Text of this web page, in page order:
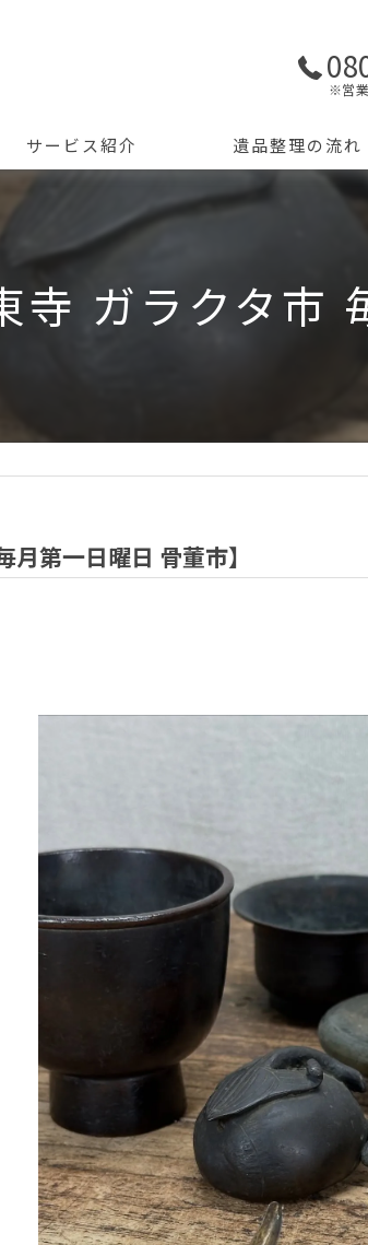
※営
サービス紹介 遺品整理の流れ
寺 ガラクタ市
月第一日曜日 骨董市】